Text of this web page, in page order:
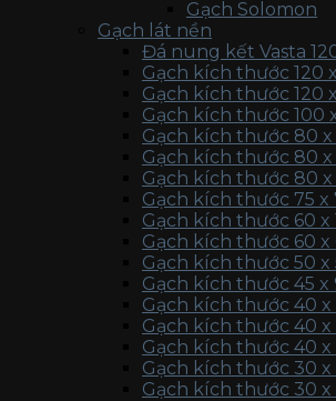
Gạch Solomon
Gạch lát nền
Đá nung kết Vasta
Gạch kích thước 120
Gạch kích thước 120
Gạch kích thước 100
Gạch kích thước 80 x
Gạch kích thước 80 x
Gạch kích thước 80
Gạch kích thước 75 x
Gạch kích thước 60 x
Gạch kích thước 60 x
Gạch kích thước 50 x
Gạch kích thước 45 x
Gạch kích thước 40 x
Gạch kích thước 40 x
Gạch kích thước 40 x
Gạch kích thước 30 x
Gạch kích thước 30 x